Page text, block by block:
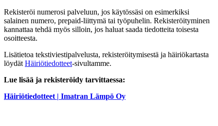
Rekisteröi numerosi palveluun, jos käytössäsi on esimerkiksi
salainen numero, prepaid-liittymä tai työpuhelin. Rekisteröityminen
kannattaa tehdä myös silloin, jos haluat saada tiedotteita toisesta
osoitteesta.
Lisätietoa tekstiviestipalvelusta, rekisteröitymisestä ja häiriökartasta
löydät Häiriötiedotteet-sivultamme.
Lue lisää ja rekisteröidy tarvittaessa:
Häiriötiedotteet | Imatran Lämpö Oy